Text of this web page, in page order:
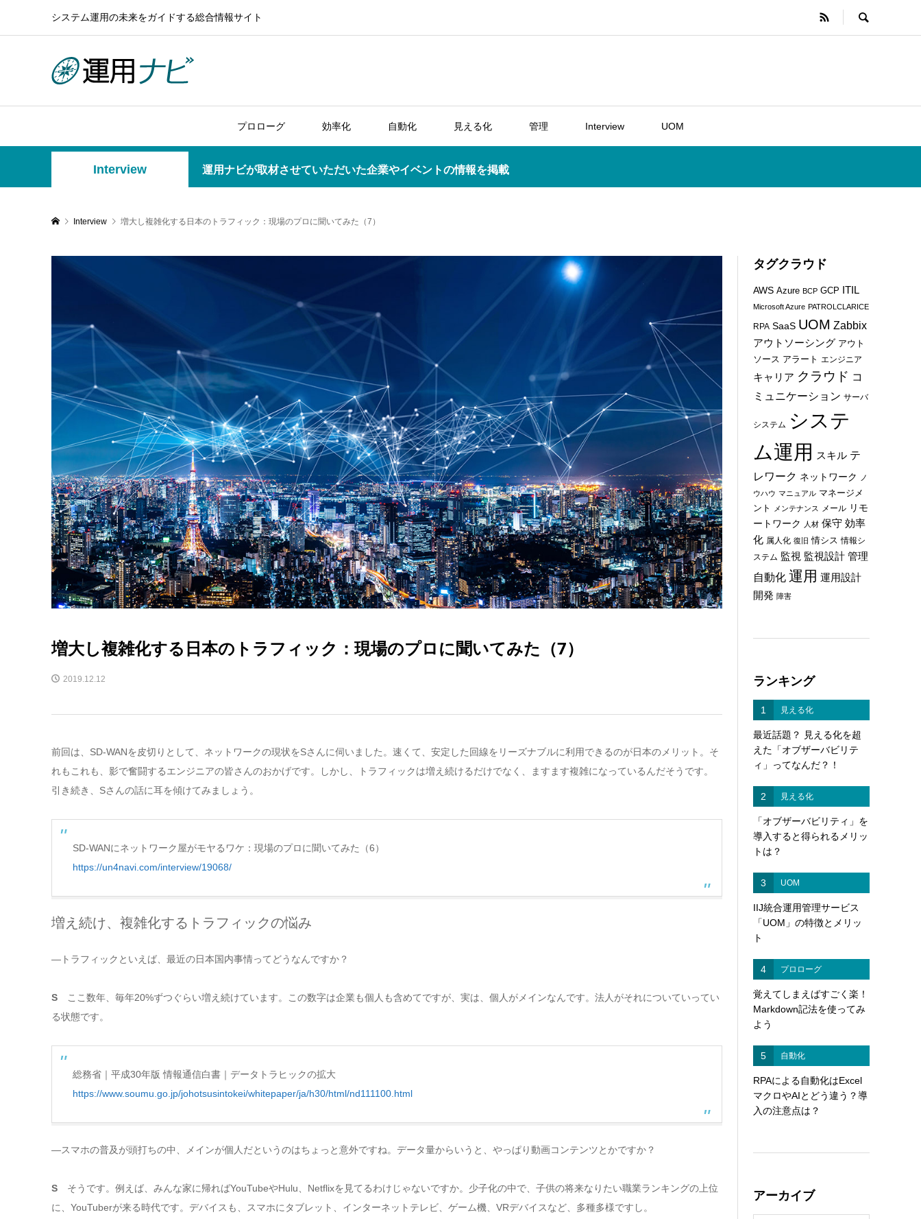
システム運用の未来をガイドする総合情報サイト
プロローグ 効率化 自動化 見える化 管理 Interview UOM
Interview 運用ナビが取材させていただいた企業やイベントの情報を掲載
Interview 増大し複雑化する日本のトラフィック：現場のプロに聞いてみた（7）
増大し複雑化する日本のトラフィック：現場のプロに聞いてみた（7）
2019.12.12
前回は、SD-WANを皮切りとして、ネットワークの現状をSさんに伺いました。速くて、安定した回線をリーズナブルに利用できるのが日本のメリット。そ
れもこれも、影で奮闘するエンジニアの皆さんのおかげです。しかし、トラフィックは増え続けるだけでなく、ますます複雑になっているんだそうです。
引き続き、Sさんの話に耳を傾けてみましょう。
SD-WANにネットワーク屋がモヤるワケ：現場のプロに聞いてみた（6）
https://un4navi.com/interview/19068/
増え続け、複雑化するトラフィックの悩み
―トラフィックといえば、最近の日本国内事情ってどうなんですか？
Sここ数年、毎年20%ずつぐらい増え続けています。この数字は企業も個人も含めてですが、実は、個人がメインなんです。法人がそれについていってい
る状態です。
総務省｜平成30年版 情報通信白書｜データトラヒックの拡大
https://www.soumu.go.jp/johotsusintokei/whitepaper/ja/h30/html/nd111100.html
―スマホの普及が頭打ちの中、メインが個人だというのはちょっと意外ですね。データ量からいうと、やっぱり動画コンテンツとかですか？
Sそうです。例えば、みんな家に帰ればYouTubeやHulu、Netflixを見てるわけじゃないですか。少子化の中で、子供の将来なりたい職業ランキングの上位
に、YouTuberが来る時代です。デバイスも、スマホにタブレット、インターネットテレビ、ゲーム機、VRデバイスなど、多種多様ですし。
タグクラウド
AWS Azure BCP GCP ITIL
Microsoft Azure PATROLCLARICE
RPA SaaS UOM Zabbix
アウトソーシング アウト
ソース アラート エンジニア
キャリア クラウド コ
ミュニケーション サーバ
システム システ
ム運用 スキル テ
レワーク ネットワーク
ノ
ウハウ マニュアル マネージメ
ント
メンテナンス メール リモ
ートワーク
人材 保守 効率
化 属人化 復旧 情シス 情報シ
ステム 監視 監視設計 管理
自動化 運用 運用設計
開発 障害
ランキング
1 見える化
最近話題？ 見える化を超
えた「オブザーバビリテ
ィ」ってなんだ？！
2 見える化
「オブザーバビリティ」を
導入すると得られるメリッ
トは？
3 UOM
IIJ統合運用管理サービス
「UOM」の特徴とメリッ
ト
4 プロローグ
覚えてしまえばすごく楽！
Markdown記法を使ってみ
よう
5 自動化
RPAによる自動化はExcel
マクロやAIとどう違う？導
入の注意点は？
アーカイブ